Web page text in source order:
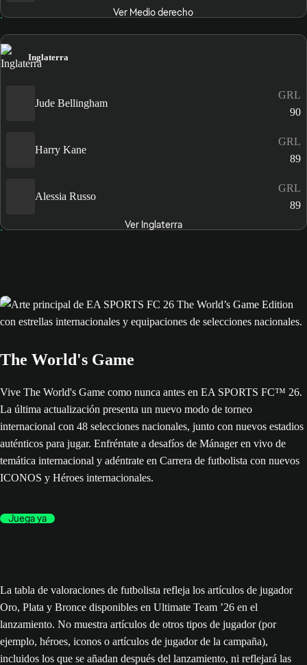
Ver Medio derecho
Inglaterra
Jude Bellingham
GRL
90
Harry Kane
GRL
89
Alessia Russo
GRL
89
Ver Inglaterra
The World's Game
Vive The World's Game como nunca antes en EA SPORTS FC™ 26.
La última actualización presenta un nuevo modo de torneo
internacional con 48 selecciones nacionales, junto con nuevos estadios
auténticos para jugar. Enfréntate a desafíos de Mánager en vivo de
temática internacional y adéntrate en Carrera de futbolista con nuevos
ICONOS y Héroes internacionales.
Juega ya
La tabla de valoraciones de futbolista refleja los artículos de jugador
Oro, Plata y Bronce disponibles en Ultimate Team ’26 en el
lanzamiento. No muestra artículos de otros tipos de jugador (por
ejemplo, héroes, iconos o artículos de jugador de la campaña),
incluidos los que se añadan después del lanzamiento, ni reflejará las